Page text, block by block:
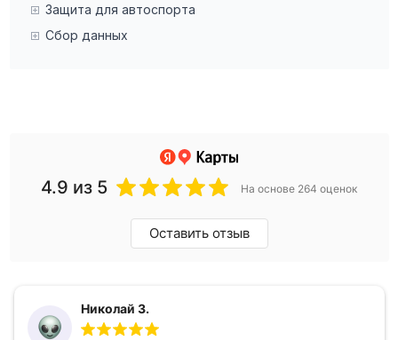
Защита для автоспорта
Сбор данных
4.9 из 5 На основе 264 оценок
Оставить отзыв
Николай З.